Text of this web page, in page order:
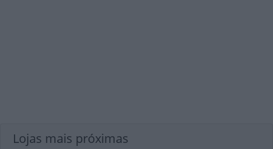
Lojas mais próximas